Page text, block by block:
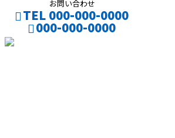
お問い合わせ
TEL 000-000-0000
000-000-0000